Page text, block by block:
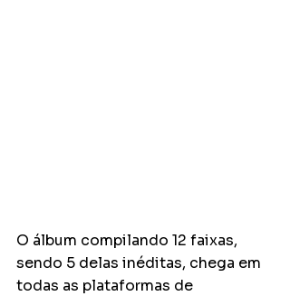
O álbum compilando 12 faixas,
sendo 5 delas inéditas, chega em
todas as plataformas de